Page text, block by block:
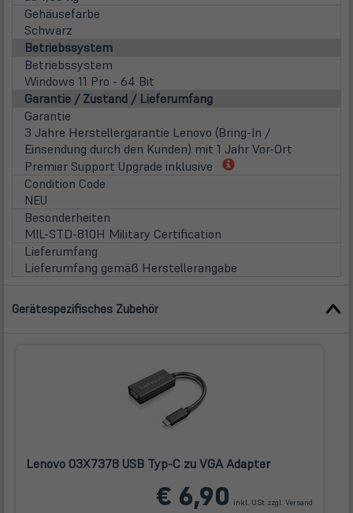
Gehäusefarbe
Schwarz
Betriebssystem
Betriebssystem
Windows 11 Pro - 64 Bit
Garantie / Zustand / Lieferumfang
Garantie
3 Jahre Herstellergarantie Lenovo (Bring-In /
Einsendung durch den Kunden) mit 1 Jahr Vor-Ort
Premier Support Upgrade inklusive
(öffnet
Condition Code
NEU
Besonderheiten
MIL-STD-810H Military Certification
Lieferumfang
Lieferumfang gemäß Herstellerangabe
Gerätespezifisches Zubehör
Lenovo 03X7378 USB Typ-C zu VGA Adapter
€ 6,90 inkl. USt zzgl. Versand